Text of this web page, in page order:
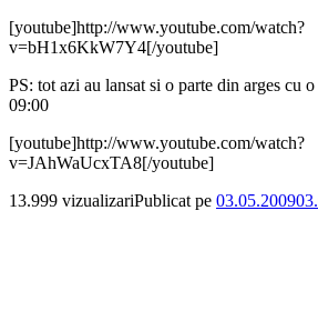
[youtube]http://www.youtube.com/watch?
v=bH1x6KkW7Y4[/youtube]
PS: tot azi au lansat si o parte din arges cu
09:00
[youtube]http://www.youtube.com/watch?
v=JAhWaUcxTA8[/youtube]
13.999 vizualizariPublicat pe 03.05.2009